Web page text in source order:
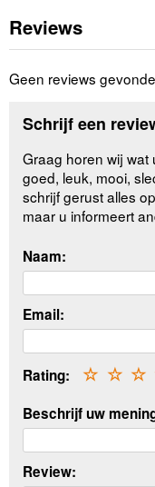
Reviews
Geen reviews
Schrijf een
Graag horen wij wat
goed, leuk, mooi,
schrijf gerust alles
maar u informeert
Naam:
Email:
Rating: ☆
☆
☆
Beschrijf uw
Review: